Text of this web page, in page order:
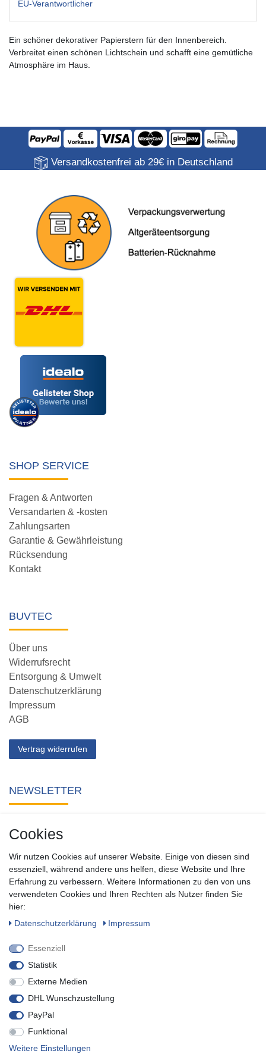
EU-Verantwortlicher
Ein schöner dekorativer Papierstern für den Innenbereich.
Verbreitet einen schönen Lichtschein und schafft eine gemütliche
Atmosphäre im Haus.
Versandkostenfrei ab 29€ in Deutschland
SHOP SERVICE
Fragen & Antworten
Versandarten & -kosten
Zahlungsarten
Garantie & Gewährleistung
Rücksendung
Kontakt
BUVTEC
Über uns
Widerrufsrecht
Entsorgung & Umwelt
Datenschutzerklärung
Impressum
AGB
Vertrag widerrufen
NEWSLETTER
Sie keine Neuigkeit oder Aktion aus unserem Shop.
Zum Newsletter anmelden
SOCIAL
Cookies
Wir nutzen Cookies auf unserer Website. Einige von diesen sind
essenziell, während andere uns helfen, diese Website und Ihre
Erfahrung zu verbessern. Weitere Informationen zu den von uns
verwendeten Cookies und Ihren Rechten als Nutzer finden Sie
hier:
Daten­schutz­erklärung
Impressum
Essenziell
Statistik
Externe Medien
DHL Wunschzustellung
PayPal
Funktional
Weitere Einstellungen